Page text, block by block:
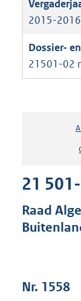
2015-2016
21501-02
21
Raad
Nr. 1558